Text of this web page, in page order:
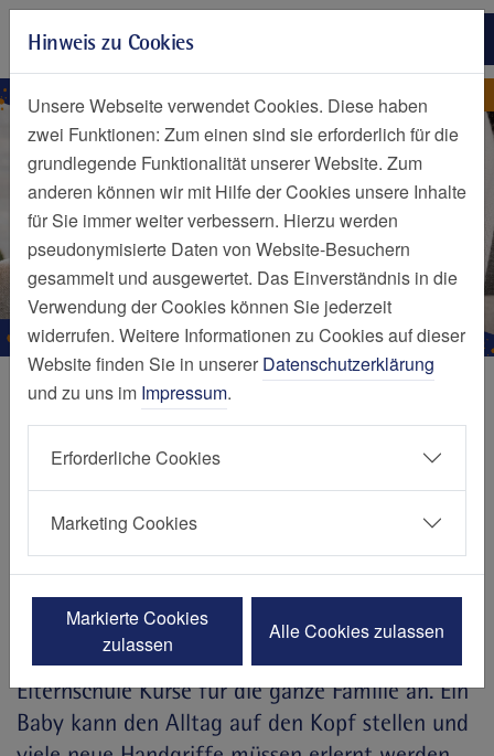
Zur Hauptnavigation springen
Zum Seiteninhalt springen
Zum Seitenende springen
Nachrichten Detailseite
Nachricht
Elternschule: Stillambulanz und
Mutter-Kind-Treff im November
16.11.2023
Elisabeth-Krankenhaus Essen, Frauengesundheit, Geburt
Am Elisabeth-Krankenhaus Essen bietet Ellis
Elternschule Kurse für die ganze Familie an. Ein
Baby kann den Alltag auf den Kopf stellen und
Hinweis zu Cookies
Unsere Webseite verwendet Cookies. Diese haben
zwei Funktionen: Zum einen sind sie erforderlich für die
grundlegende Funktionalität unserer Website. Zum
anderen können wir mit Hilfe der Cookies unsere Inhalte
für Sie immer weiter verbessern. Hierzu werden
pseudonymisierte Daten von Website-Besuchern
gesammelt und ausgewertet. Das Einverständnis in die
Verwendung der Cookies können Sie jederzeit
widerrufen. Weitere Informationen zu Cookies auf dieser
Website finden Sie in unserer Datenschutzerklärung
und zu uns im Impressum.
Erforderliche Cookies
Marketing Cookies
Markierte Cookies
zulassen
Alle Cookies zulassen